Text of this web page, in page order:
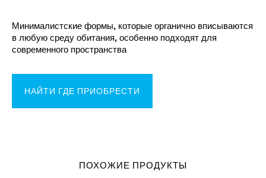
Минималистские формы, которые органично вписываются
в любую среду обитания, особенно подходят для
современного пространства
НАЙТИ ГДЕ ПРИОБРЕСТИ
ПОХОЖИЕ ПРОДУКТЫ